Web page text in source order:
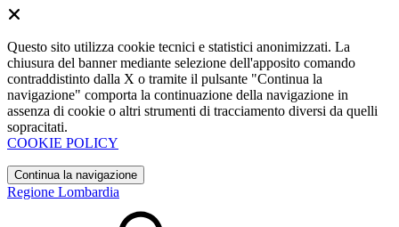
Questo sito utilizza cookie tecnici e statistici anonimizzati. La
chiusura del banner mediante selezione dell'apposito comando
contraddistinto dalla X o tramite il pulsante "Continua la
navigazione" comporta la continuazione della navigazione in
assenza di cookie o altri strumenti di tracciamento diversi da quelli
sopracitati.
COOKIE POLICY
Continua la navigazione
Regione Lombardia